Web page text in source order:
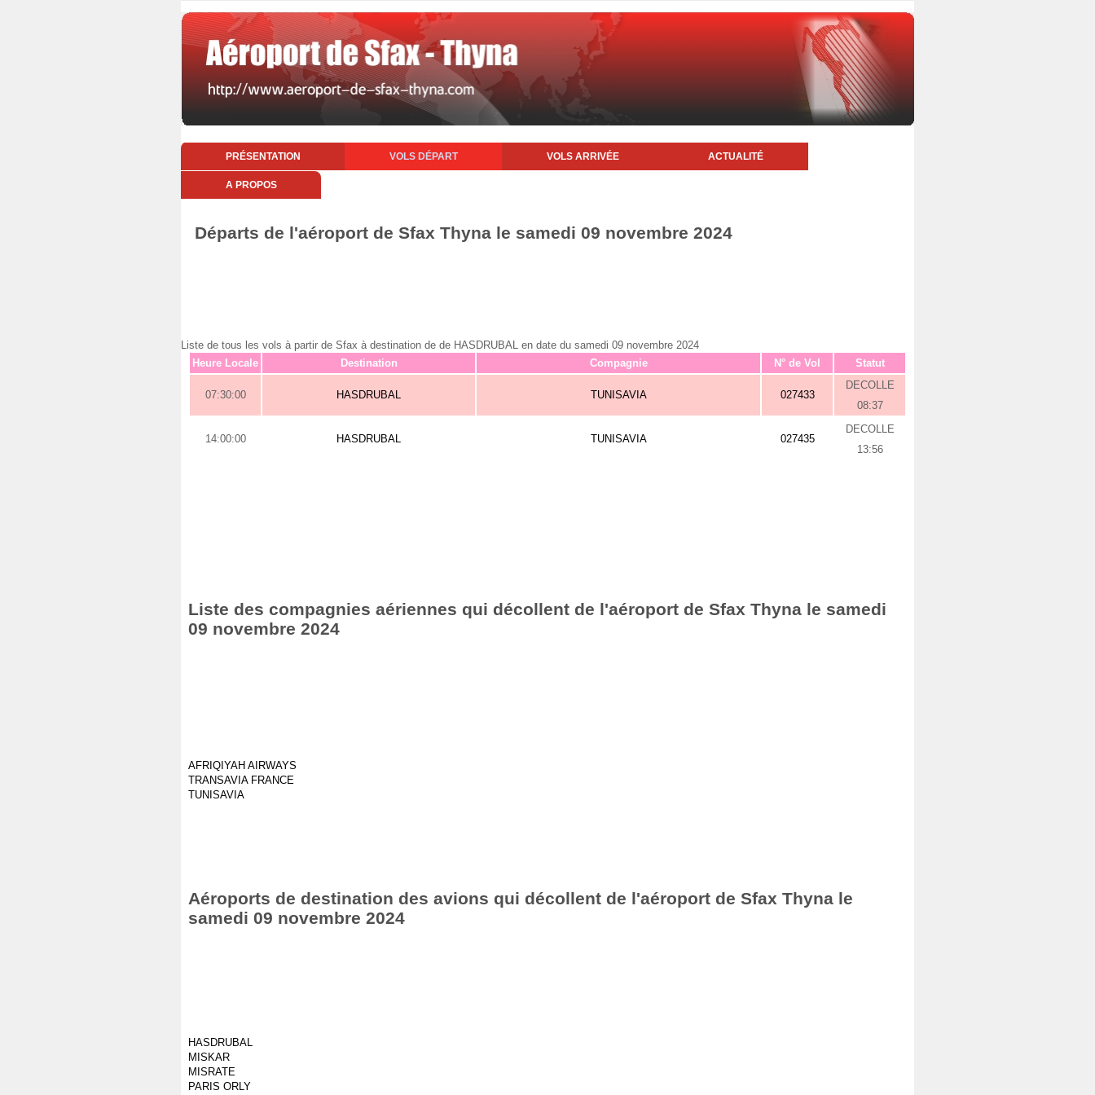
PRÉSENTATION VOLS DÉPART VOLS ARRIVÉE ACTUALITÉ
A PROPOS
Départs de l'aéroport de Sfax Thyna le samedi 09 novembre 2024
Liste de tous les vols à partir de Sfax à destination de de HASDRUBAL en date du samedi 09 novembre 2024
Heure Locale
Destination Compagnie N° de Vol Statut
07:30:00 HASDRUBAL TUNISAVIA 027433
DECOLLE
08:37
14:00:00 HASDRUBAL TUNISAVIA 027435
DECOLLE
13:56
Liste des compagnies aériennes qui décollent de l'aéroport de Sfax Thyna le samedi
09 novembre 2024
AFRIQIYAH AIRWAYS
TRANSAVIA FRANCE
TUNISAVIA
Aéroports de destination des avions qui décollent de l'aéroport de Sfax Thyna le
samedi 09 novembre 2024
HASDRUBAL
MISKAR
MISRATE
PARIS ORLY